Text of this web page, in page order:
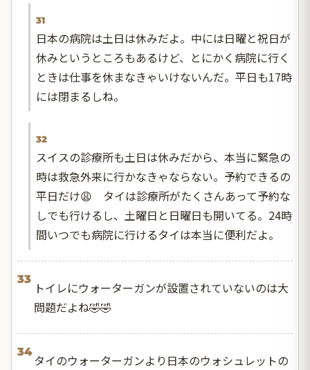
31
日本の病院は土日は休みだよ。中には日曜と祝日が
休みというところもあるけど、とにかく病院に行く
ときは仕事を休まなきゃいけないんだ。平日も17時
には閉まるしね。
32
スイスの診療所も土日は休みだから、本当に緊急の
時は救急外来に行かなきゃならない。予約できるの
平日だけ😩 タイは診療所がたくさんあって予約な
しでも行けるし、土曜日と日曜日も開いてる。24時
間いつでも病院に行けるタイは本当に便利だよ。
33
トイレにウォーターガンが設置されていないのは大
問題だよね🤣🤣
34
タイのウォーターガンより日本のウォシュレットの